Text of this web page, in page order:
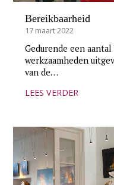
Bereikbaarheid
17 maart 2022
Gedurende een
werkzaamheden
van de…
LEES VERDER